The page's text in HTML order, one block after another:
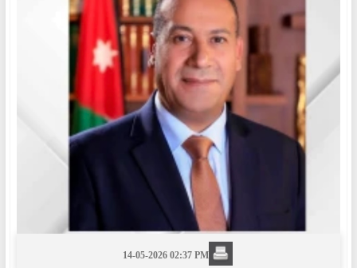
14-05-2026 02:37 PM